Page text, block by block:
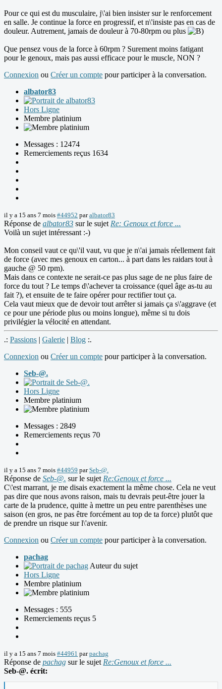
Pour ce qui est du musculaire, j\'ai bien insister sur le renforcement
en salle. Je continue la force en progressif, et n\'insiste pas en cas de
douleur. Autrement, jamais de douleur à 70-80rpm ou plus
Que pensez vous de la force à 60rpm ? Surement moins fatigant
pour le genoux, mais pas aussi efficace pour le muscle, NON ?
Connexion ou Créer un compte pour participer à la conversation.
albator83
Hors Ligne
Membre platinium
Messages : 12474
Remerciements reçus 1634
il y a 15 ans 7 mois #44952 paralbator83
Réponse de albator83 sur le sujet Re: Genoux et force ...
Voilà un sujet intéressant :-)
Mon conseil vaut ce qu\'il vaut, vu que je n\'ai jamais réellement fait
de force (avec mes genoux en carton... à part dans les raidars tout à
gauche @ 50 rpm).
Mais dans ce contexte ne serait-ce pas plus sage de ne plus faire de
force du tout ? Le temps d\'achever ta croissance (quel âge as-tu au
fait ?), et ensuite de te faire opérer pour rectifier tout ça.
Cela vaut mieux que de devoir tout arrêter si jamais ça s\'aggrave (et
ce pour une période plus ou moins longue), même si tu dois
privilégier la vélocité en attendant.
.: Passions | Galerie | Blog :.
Connexion ou Créer un compte pour participer à la conversation.
Seb-@.
Hors Ligne
Membre platinium
Messages : 2849
Remerciements reçus 70
il y a 15 ans 7 mois #44959 parSeb-@.
Réponse de Seb-@. sur le sujet Re:Genoux et force ...
C\'est marrant, je me disais exactement la même chose. Cela ne veut
pas dire que nous avons raison, mais tu devrais peut-être jouer la
carte de la prudence, quitte à mettre un peu entre parenthèses une
saison (en gros, ne pas être forcément au top de ta force) plutôt que
de prendre un risque sur l\'avenir.
Connexion ou Créer un compte pour participer à la conversation.
pachag
Auteur du sujet
Hors Ligne
Membre platinium
Messages : 555
Remerciements reçus 5
il y a 15 ans 7 mois #44961 parpachag
Réponse de pachag sur le sujet Re:Genoux et force ...
Seb-@. écrit: